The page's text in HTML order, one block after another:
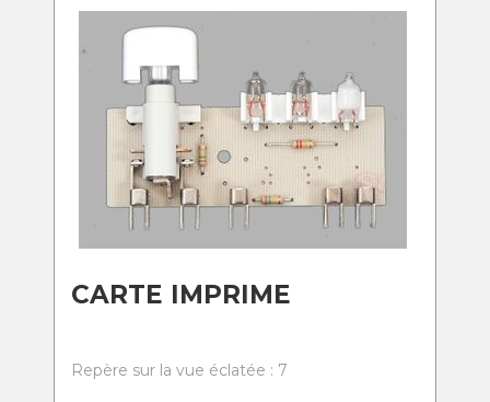
CARTE IMPRIME
Repère sur la vue éclatée : 7